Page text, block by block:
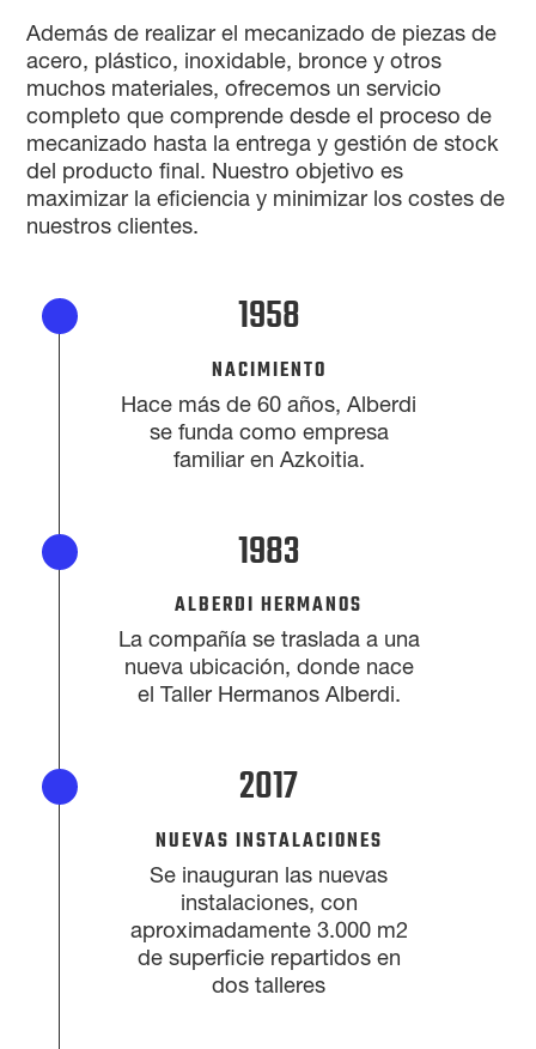
Además de realizar el mecanizado de piezas de
acero, plástico, inoxidable, bronce y otros
muchos materiales, ofrecemos un servicio
completo que comprende desde el proceso de
mecanizado hasta la entrega y gestión de stock
del producto final. Nuestro objetivo es
maximizar la eficiencia y minimizar los costes de
nuestros clientes.
1958
NACIMIENTO
Hace más de 60 años, Alberdi
se funda como empresa
familiar en Azkoitia.
1983
ALBERDI HERMANOS
La compañía se traslada a una
nueva ubicación, donde nace
el Taller Hermanos Alberdi.
2017
NUEVAS INSTALACIONES
Se inauguran las nuevas
instalaciones, con
aproximadamente 3.000 m2
de superficie repartidos en
dos talleres